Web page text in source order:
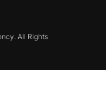
All Rights